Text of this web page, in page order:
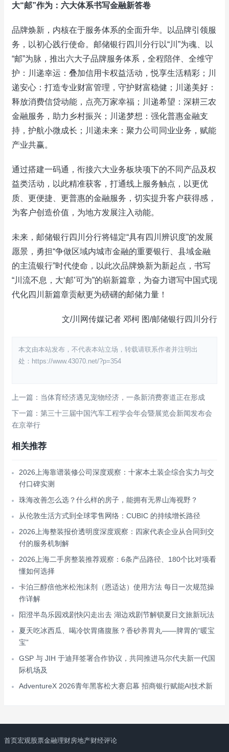
大“邮”作为：六大体系书写金融新答卷
品牌焕新，内核在于服务体系的全面升华。以品牌引领服
务，以初心践行使命。邮储银行四川分行以“川”为魂、以
“邮”为脉，推出六大子品牌服务体系，全程陪伴、全维守
护：川递幸运：叠加信用卡权益活动，悦享生活精彩；川
递安心：打造专业财富管理，守护财富稳健；川递美好：
释放消费信贷动能，点亮万家幸福；川递希望：深耕三农
金融服务，助力乡村振兴；川递梦想：强化普惠金融支
持，护航小微成长；川递未来：聚力公司同业业务，赋能
产业共赢。
通过搭建一码通，衔接六大业务板块项下的不同产品及权
益类活动，以此精准获客，打通线上服务触点，以更优
质、更便捷、更普惠的金融服务，切实提升客户获得感，
为客户创造价值，为地方发展注入动能。
未来，邮储银行四川分行将锚定“具有四川辨识度”的发展
愿景，勇担“争做区域内城市金融的重要银行、县域金融
的主流银行”时代使命，以此次品牌焕新为新起点，书写
“川流不息，大‘邮’可为”的崭新篇章，为奋力谱写中国式现
代化四川新篇章贡献更为磅礴的邮储力量！
文/川网传媒记者 邓柯 图/邮储银行四川分行
本文由本站发布，不代表本站立场，转载请联系作者并注明出
处：https://www.43070.net/?p=354
上一篇：当体育经济遇见宠物经济，一条新消费赛道正在形成
下一篇：第三十三届中国汽车工程学会年会暨展览会新闻发布会
在京举行
相关推荐
2026上海靠谱装修公司深度观察：十家本土装企综合实力与交
付口碑实测
珠海改善怎么选？什么样的房子，能拥有无界山海视野？
从伦敦生活方式到全球零售网络：CUBIC 的持续增长路径
2026上海整装报价透明度深度观察：四家代表企业从合同到交
付的服务机制解
2026上海二手房整装推荐观察：6条产品路径、180个比对项看
懂如何选择
卡泊三醇倍他米松泡沫剂（恩适达）使用方法 每日一次规范操
作详解
阳澄半岛乐园戏剧快闪走出去 湖边戏剧节解锁夏日文旅新玩法
夏天吃冰西瓜、喝冷饮胃痛腹胀？香砂养胃丸——脾胃的“暖宝
宝”
GSP 与 JIH 于迪拜签署合作协议，共同推进马尔代夫新一代国
际机场及
AdventureX 2026青年黑客松大赛启幕 招商银行赋能AI技术新
首页宏观 股票金融理财房地产财经评论